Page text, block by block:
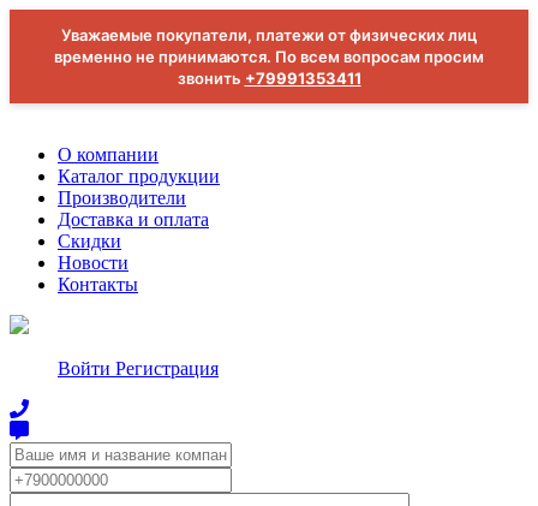
Уважаемые покупатели, платежи от физических лиц
временно не принимаются. По всем вопросам просим
звонить +79991353411
О компании
Каталог продукции
Производители
Доставка и оплата
Скидки
Новости
Контакты
Войти Регистрация